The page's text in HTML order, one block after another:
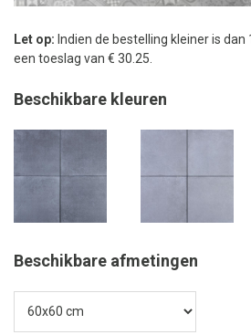
Let op: Indien de bestelling kleiner is
een toeslag van € 30.25.
Beschikbare kleuren
Beschikbare afmetingen